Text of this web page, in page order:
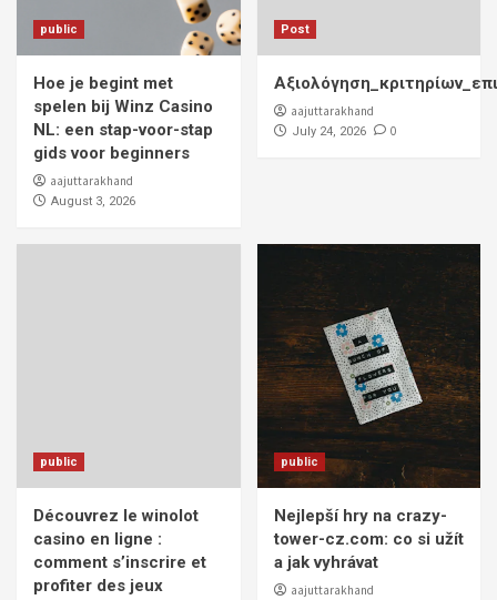
public
Hoe je begint met
spelen bij Winz Casino
NL: een stap-voor-stap
gids voor beginners
aajuttarakhand
August 3, 2026
Post
aajuttarakhand
July 24, 2026 0
public
Découvrez le winolot
casino en ligne :
comment s’inscrire et
profiter des jeux
public
Nejlepší hry na crazy-
tower-cz.com: co si užít
a jak vyhrávat
aajuttarakhand